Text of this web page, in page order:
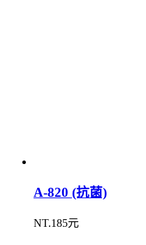
A-820 (抗菌)
NT.185元